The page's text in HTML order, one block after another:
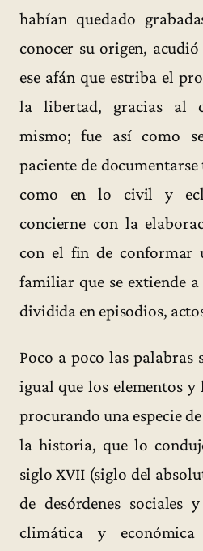
habían quedado
conocer su origen,
ese afán que estriba el
la libertad, gracias al
mismo; fue así como
paciente de
como en lo civil y
concierne con la
con el fin de conformar
familiar que se extiende a
dividida en episodios,
Poco a poco las palabras
igual que los elementos y
procurando una especie
la historia, que lo
siglo XVII (siglo del
de desórdenes sociales
climática y